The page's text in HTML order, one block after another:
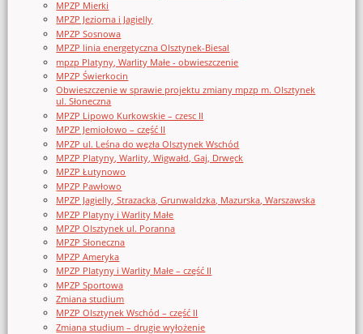
MPZP Mierki
MPZP Jeziorna i Jagielly
MPZP Sosnowa
MPZP linia energetyczna Olsztynek-Biesal
mpzp Platyny, Warlity Małe - obwieszczenie
MPZP Świerkocin
Obwieszczenie w sprawie projektu zmiany mpzp m. Olsztynek
ul. Słoneczna
MPZP Lipowo Kurkowskie – czesc II
MPZP Jemiołowo – część II
MPZP ul. Leśna do węzła Olsztynek Wschód
MPZP Platyny, Warlity, Wigwałd, Gaj, Drwęck
MPZP Łutynowo
MPZP Pawłowo
MPZP Jagielly, Strazacka, Grunwaldzka, Mazurska, Warszawska
MPZP Platyny i Warlity Małe
MPZP Olsztynek ul. Poranna
MPZP Słoneczna
MPZP Ameryka
MPZP Platyny i Warlity Małe – część II
MPZP Sportowa
Zmiana studium
MPZP Olsztynek Wschód – część II
Zmiana studium – drugie wyłożenie